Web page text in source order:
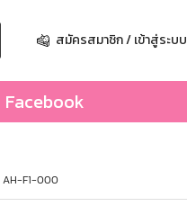
สมัครสมาชิก / เข้าสู่ระบบ
Facebook
AH-F1-000